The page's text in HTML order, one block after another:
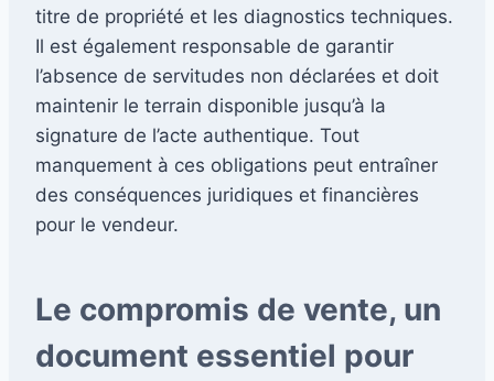
titre de propriété et les diagnostics techniques.
Il est également responsable de garantir
l’absence de servitudes non déclarées et doit
maintenir le terrain disponible jusqu’à la
signature de l’acte authentique. Tout
manquement à ces obligations peut entraîner
des conséquences juridiques et financières
pour le vendeur.
Le compromis de vente, un
document essentiel pour